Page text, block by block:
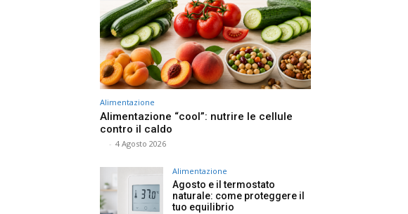
Alimentazione
Alimentazione “cool”: nutrire le cellule
contro il caldo
- 4 Agosto 2026
Alimentazione
Agosto e il termostato
naturale: come proteggere il
tuo equilibrio